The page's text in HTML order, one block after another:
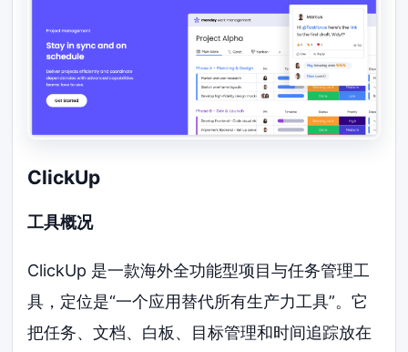
ClickUp
工具概况
ClickUp 是一款海外全功能型项目与任务管理工
具，定位是“一个应用替代所有生产力工具”。它
把任务、文档、白板、目标管理和时间追踪放在